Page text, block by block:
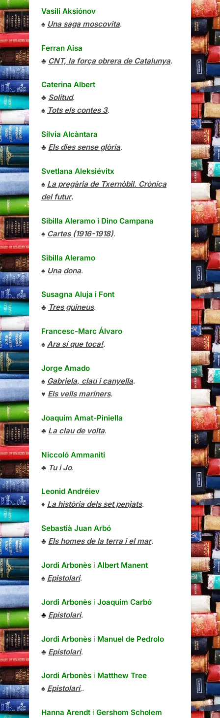
Vasili Aksiónov
♠ Una saga moscovita.
Ferran Aisa
♣ CNT, la força obrera de Catalunya.
Caterina Albert
♣ Solitud.
♠ Tots els contes 3.
Sílvia Alcàntara
♣ Els dies sense glòria.
Svetlana Aleksiévitx
♠ La pregària de Txernòbil. Crònica
del futur.
Sibilla Aleramo i Dino Campana
♠ Cartes (1916-1918).
Sibilla Aleramo
♠ Una dona.
Susagna Aluja i Font
♣ Tres guineus.
Francesc-Marc Álvaro
♠ Ara sí que toca!.
Jorge Amado
♠ Gabriela, clau i canyella.
♥ Els vells mariners.
Joaquim Amat-Piniella
♣ La clau de volta.
Niccoló Ammaniti
♣ Tu i Jo.
Leonid Andréiev
♦ La història dels set penjats.
Sebastià Juan Arbó
♣ Els homes de la terra i el mar.
Jordi Arbonès i Albert Manent
♠ Epistolari.
Jordi Arbonès i Joaquim Carbó
♣ Epistolari.
Jordi Arbonès i Manuel de Pedrolo
♣ Epistolari.
Jordi Arbonès i Matthew Tree
♠ Epistolari,.
Hanna Arendt i Gershom Scholem